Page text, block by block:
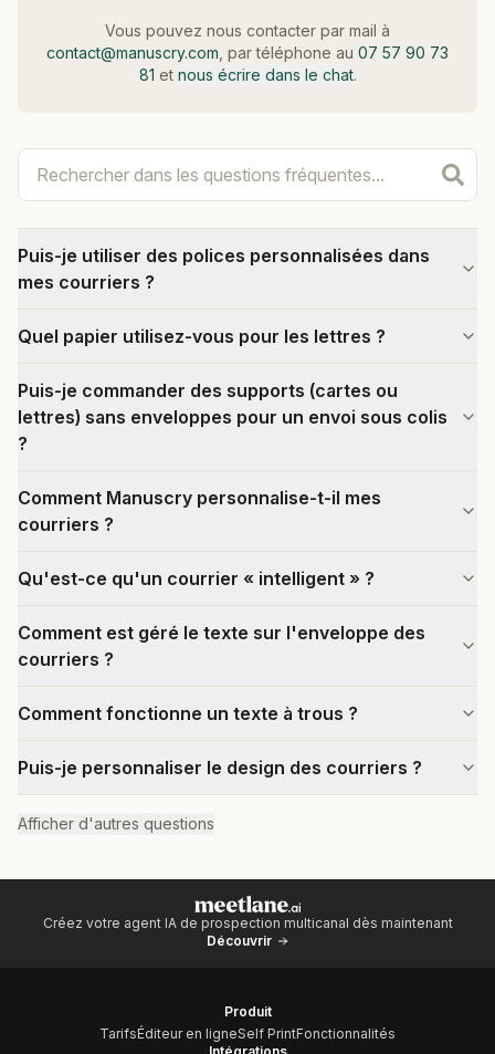
Vous pouvez nous contacter par mail à
contact@manuscry.com , par téléphone au 07 57 90 73
81 et nous écrire dans le chat.
Puis-je utiliser des polices personnalisées dans
mes courriers ?
Quel papier utilisez-vous pour les lettres ?
Puis-je commander des supports (cartes ou
lettres) sans enveloppes pour un envoi sous colis
?
Comment Manuscry personnalise-t-il mes
courriers ?
Qu'est-ce qu'un courrier « intelligent » ?
Comment est géré le texte sur l'enveloppe des
courriers ?
Comment fonctionne un texte à trous ?
Puis-je personnaliser le design des courriers ?
Afficher d'autres questions
Créez votre agent IA de prospection multicanal dès maintenant
Découvrir
Produit
TarifsÉditeur en ligneSelf PrintFonctionnalités